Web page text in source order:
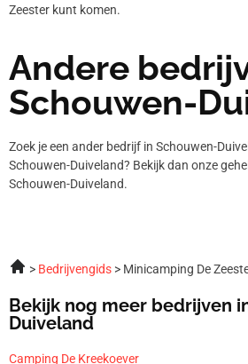
Zeester kunt komen.
Andere
Schouwen-
Zoek je een ander bedrijf in Schouwen-
Schouwen-Duiveland? Bekijk dan onze
Schouwen-Duiveland.
Bedrijvengids Minicamping De
Bekijk nog meer bedrijven
Duiveland
Camping De Kreekoever